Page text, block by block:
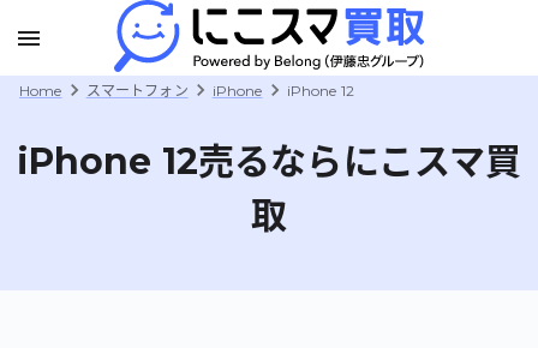
Home スマートフォン iPhone iPhone 12
iPhone 12売るならにこスマ買
取